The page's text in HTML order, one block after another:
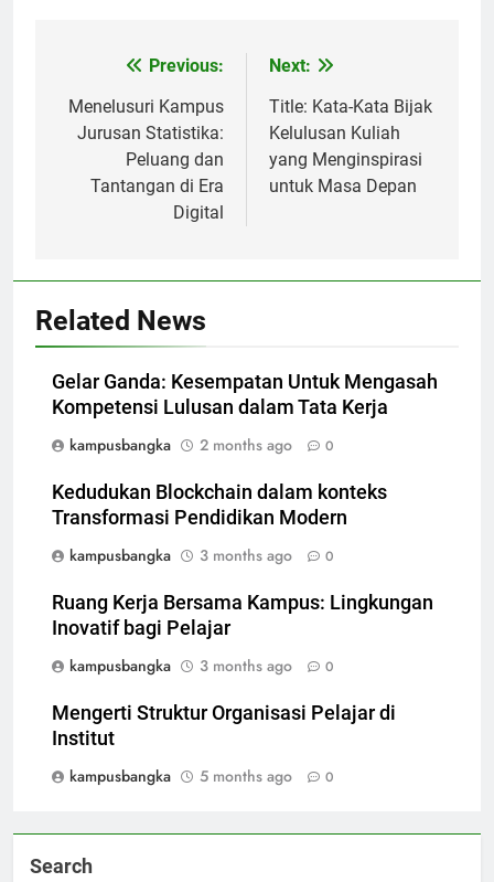
navigation
Previous:
Menelusuri Kampus
Jurusan Statistika:
Peluang dan
Tantangan di Era
Digital
Next:
Title: Kata-Kata Bijak
Kelulusan Kuliah
yang Menginspirasi
untuk Masa Depan
Related News
Gelar Ganda: Kesempatan Untuk Mengasah
Kompetensi Lulusan dalam Tata Kerja
kampusbangka
2 months ago 0
Kedudukan Blockchain dalam konteks
Transformasi Pendidikan Modern
kampusbangka
3 months ago 0
Ruang Kerja Bersama Kampus: Lingkungan
Inovatif bagi Pelajar
kampusbangka
3 months ago 0
Mengerti Struktur Organisasi Pelajar di
Institut
kampusbangka
5 months ago 0
Search